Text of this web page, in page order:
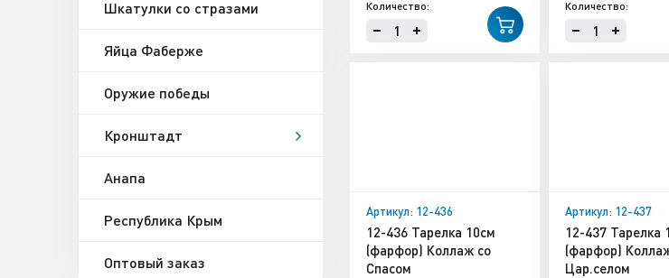
Шкатулки со стразами
Яйца Фаберже
Оружие победы
Кронштадт
Анапа
Республика Крым
Оптовый заказ
Количество: Количество:
Артикул: 12-436
12-436 Тарелка 10см
(фарфор) Коллаж со
Спасом
Артикул: 12-437
12-437 Тарелка
(фарфор)
Цар.селом